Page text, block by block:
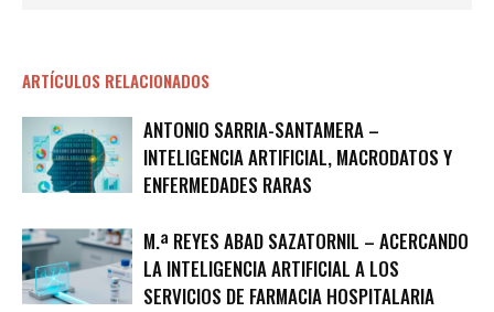
ARTÍCULOS RELACIONADOS
ANTONIO SARRIA-SANTAMERA –
INTELIGENCIA ARTIFICIAL, MACRODATOS Y
ENFERMEDADES RARAS
M.ª REYES ABAD SAZATORNIL – ACERCANDO
LA INTELIGENCIA ARTIFICIAL A LOS
SERVICIOS DE FARMACIA HOSPITALARIA